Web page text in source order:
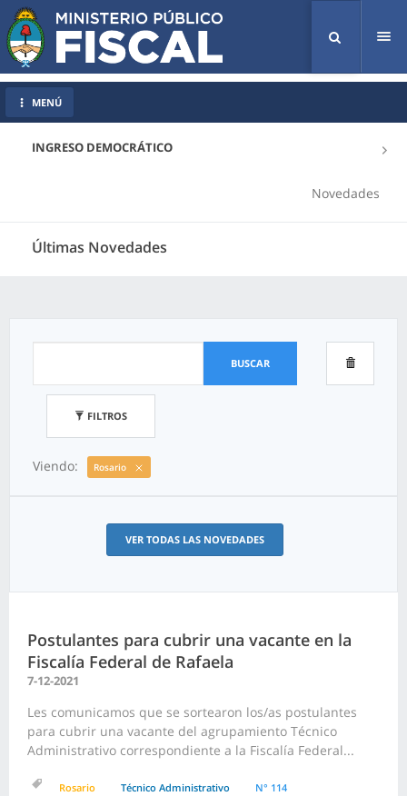
INGRESO DEMOCRÁTICO
Novedades
Últimas Novedades
MENÚ
BUSCAR
FILTROS
Viendo: Rosario
VER TODAS LAS NOVEDADES
Postulantes para cubrir una vacante en la
Fiscalía Federal de Rafaela
7-12-2021
Les comunicamos que se sortearon los/as postulantes
para cubrir una vacante del agrupamiento Técnico
Administrativo correspondiente a la Fiscalía Federal...
Rosario Técnico Administrativo N° 114